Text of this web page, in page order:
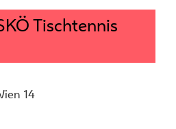
Tischtennis
14